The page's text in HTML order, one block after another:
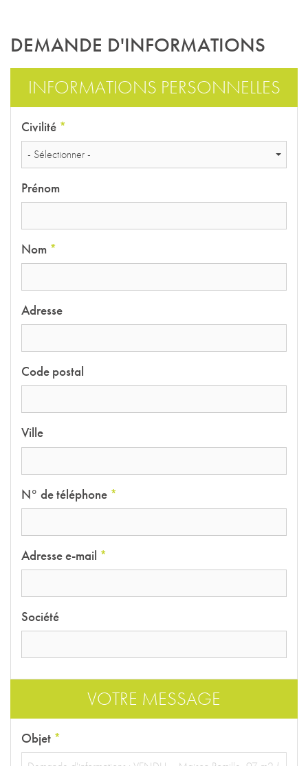
DEMANDE D'INFORMATIONS
INFORMATIONS PERSONNELLES
Civilité *
- Sélectionner -
Prénom
Nom *
Adresse
Code postal
Ville
N° de téléphone *
Adresse e-mail *
Société
VOTRE MESSAGE
Objet *